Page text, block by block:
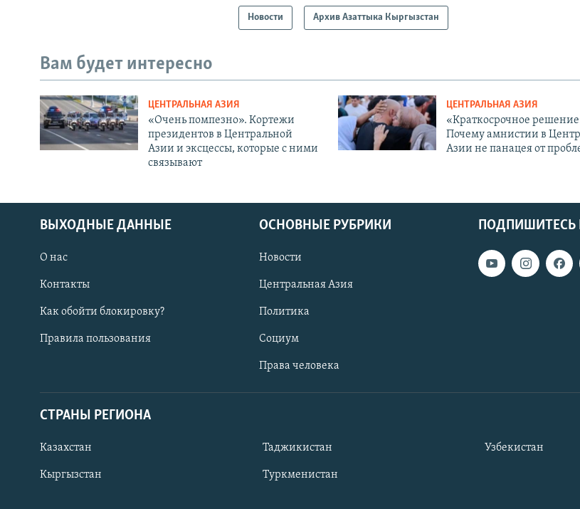
Новости Архив Азаттыка Кыргызстан
Вам будет интересно
ЦЕНТРАЛЬНАЯ АЗИЯ
«Очень помпезно». Кортежи
президентов в Центральной
Азии и эксцессы, которые с ними
связывают
ЦЕНТРАЛЬНАЯ АЗИЯ
«Краткосрочное
Почему амнистии в
Азии не панацея от
ПОДПИШИТЕСЬ
ВЫХОДНЫЕ ДАННЫЕ
О нас
Контакты
Как обойти блокировку?
Правила пользования
ОСНОВНЫЕ РУБРИКИ
Новости
Центральная Азия
Политика
Социум
Права человека
СТРАНЫ РЕГИОНА
Казахстан
Кыргызстан
Таджикистан
Туркменистан
Узбекистан